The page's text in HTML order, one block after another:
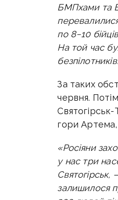
БМПхами та
по 8−10
На той час
За таких
червня.
Святогірськ-
гори Артема,
«Росіяни
у нас три
залишилося